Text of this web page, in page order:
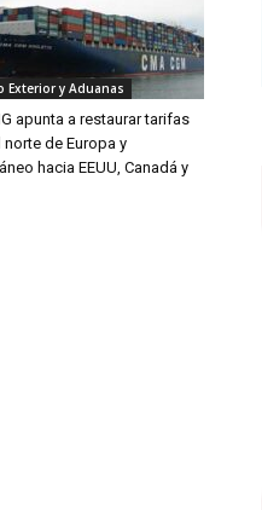
Exterior y Aduanas
apunta a restaurar tarifas
de Europa y
hacia EEUU, Canadá y